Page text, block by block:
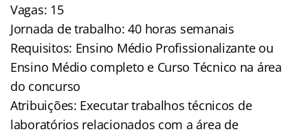
Vagas: 15
Jornada de trabalho: 40 horas semanais
Requisitos: Ensino Médio Profissionalizante ou
Ensino Médio completo e Curso Técnico na área
do concurso
Atribuições: Executar trabalhos técnicos de
laboratórios relacionados com a área de